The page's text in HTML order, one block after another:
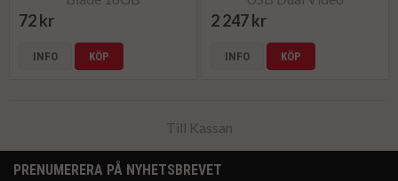
72 kr
INFO KÖP
2 247 kr
INFO KÖP
Till Kassan
PRENUMERERA PÅ NYHETSBREVET